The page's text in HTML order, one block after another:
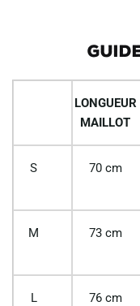
LONGUEUR
MAILLOT
S 70 cm
M 73 cm
L 76 cm